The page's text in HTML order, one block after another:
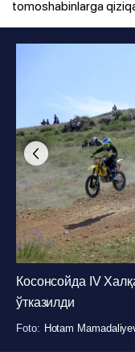
tomoshabinlarga
Косонсойда IV
ўтказилди
Foto: Hotam
Foto: Hotam
Foto: Hotam
Foto: Hotam
Foto: Hotam
Foto: Hotam
Foto: Hotam
Foto: Hotam
Foto: Hotam
Foto: Hotam
Foto: Hotam
Foto: Hotam
Foto: Hotam
Foto: Hotam
Foto: Hotam
Foto: Hotam